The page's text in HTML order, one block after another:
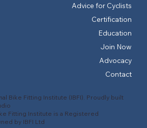
Advice for Cyclists
Certification
Education
Join Now
Advocacy
Contact
Bike Fitting Institute (IBFI). Proudly built
Fitting Institute is a Registered
by IBFI Ltd